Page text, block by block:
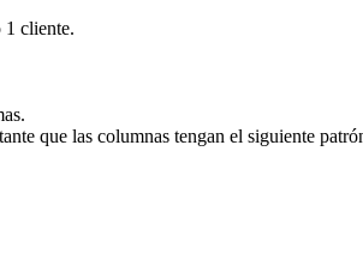
1 cliente.
que las columnas tengan el siguiente